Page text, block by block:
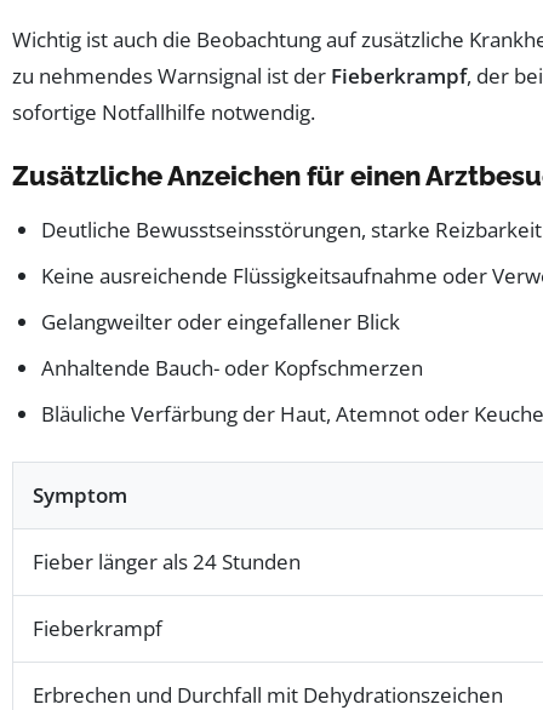
Wichtig ist auch die Beobachtung auf zusätzliche
zu nehmendes Warnsignal ist der Fieberkrampf, der
sofortige Notfallhilfe notwendig.
Zusätzliche Anzeichen für einen
Deutliche Bewusstseinsstörungen, starke
Keine ausreichende Flüssigkeitsaufnahme oder
Gelangweilter oder eingefallener Blick
Anhaltende Bauch- oder Kopfschmerzen
Bläuliche Verfärbung der Haut, Atemnot oder
Symptom
Fieber länger als 24 Stunden
Fieberkrampf
Erbrechen und Durchfall mit Dehydrationszeichen